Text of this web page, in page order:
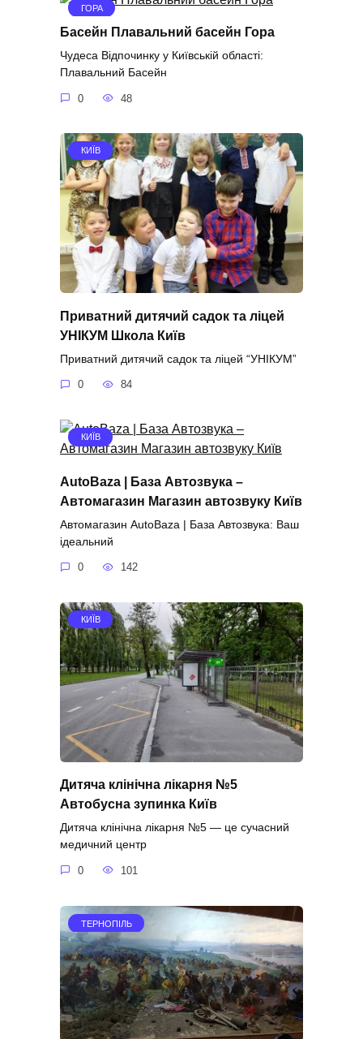
ГОРА
Басейн Плавальний басейн Гора
Чудеса Відпочинку у Київській області:
Плавальний Басейн
0 48
КИЇВ
Приватний дитячий садок та ліцей
УНІКУМ Школа Київ
Приватний дитячий садок та ліцей “УНІКУМ”
0 84
КИЇВ
AutoBaza | База Автозвука –
Автомагазин Магазин автозвуку Київ
Автомагазин AutoBaza | База Автозвука: Ваш
ідеальний
0 142
КИЇВ
Дитяча клінічна лікарня №5
Автобусна зупинка Київ
Дитяча клінічна лікарня №5 — це сучасний
медичний центр
0 101
ТЕРНОПІЛЬ